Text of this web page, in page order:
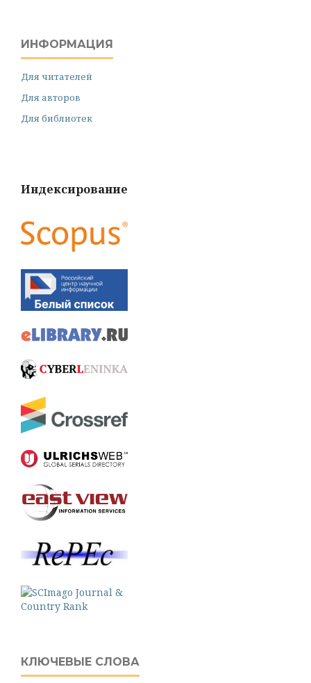
ИНФОРМАЦИЯ
Для читателей
Для авторов
Для библиотек
Индексирование
КЛЮЧЕВЫЕ СЛОВА